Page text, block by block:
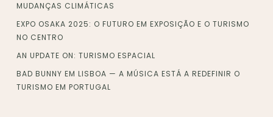
MUDANÇAS CLIMÁTICAS
EXPO OSAKA 2025: O FUTURO EM EXPOSIÇÃO E O TURISMO
NO CENTRO
AN UPDATE ON: TURISMO ESPACIAL
BAD BUNNY EM LISBOA — A MÚSICA ESTÁ A REDEFINIR O
TURISMO EM PORTUGAL